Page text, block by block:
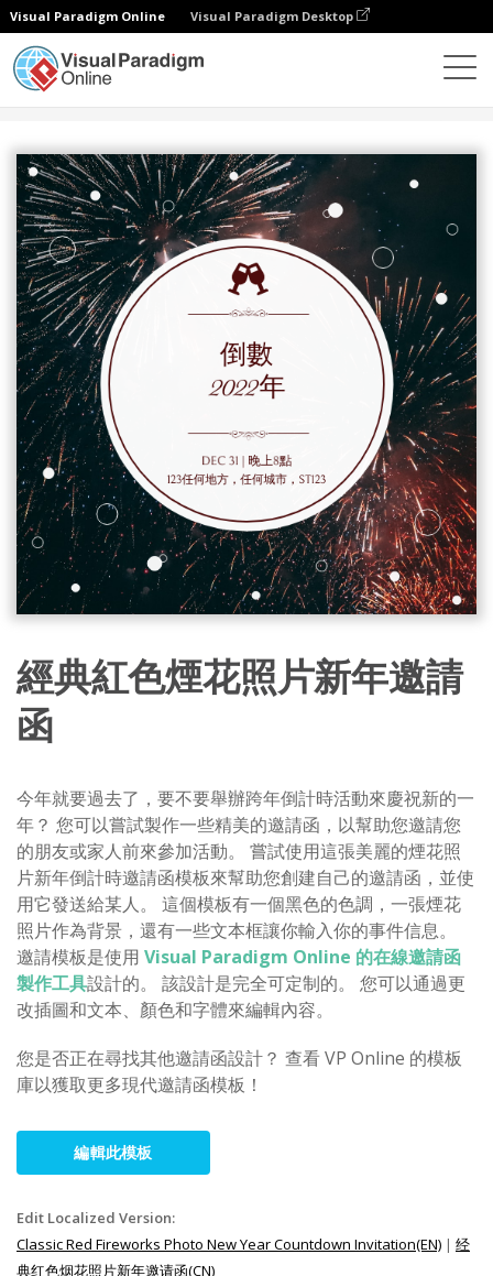
Visual Paradigm Online Visual Paradigm Desktop
經典紅色煙花照片新年邀請
函
今年就要過去了，要不要舉辦跨年倒計時活動來慶祝新的一
年？ 您可以嘗試製作一些精美的邀請函，以幫助您邀請您
的朋友或家人前來參加活動。 嘗試使用這張美麗的煙花照
片新年倒計時邀請函模板來幫助您創建自己的邀請函，並使
用它發送給某人。 這個模板有一個黑色的色調，一張煙花
照片作為背景，還有一些文本框讓你輸入你的事件信息。
邀請模板是使用 Visual Paradigm Online 的在線邀請函
製作工具設計的。 該設計是完全可定制的。 您可以通過更
改插圖和文本、顏色和字體來編輯內容。
您是否正在尋找其他邀請函設計？ 查看 VP Online 的模板
庫以獲取更多現代邀請函模板！
編輯此模板
Edit Localized Version:
Classic Red Fireworks Photo New Year Countdown Invitation(EN) | 经
典红色烟花照片新年邀请函(CN)